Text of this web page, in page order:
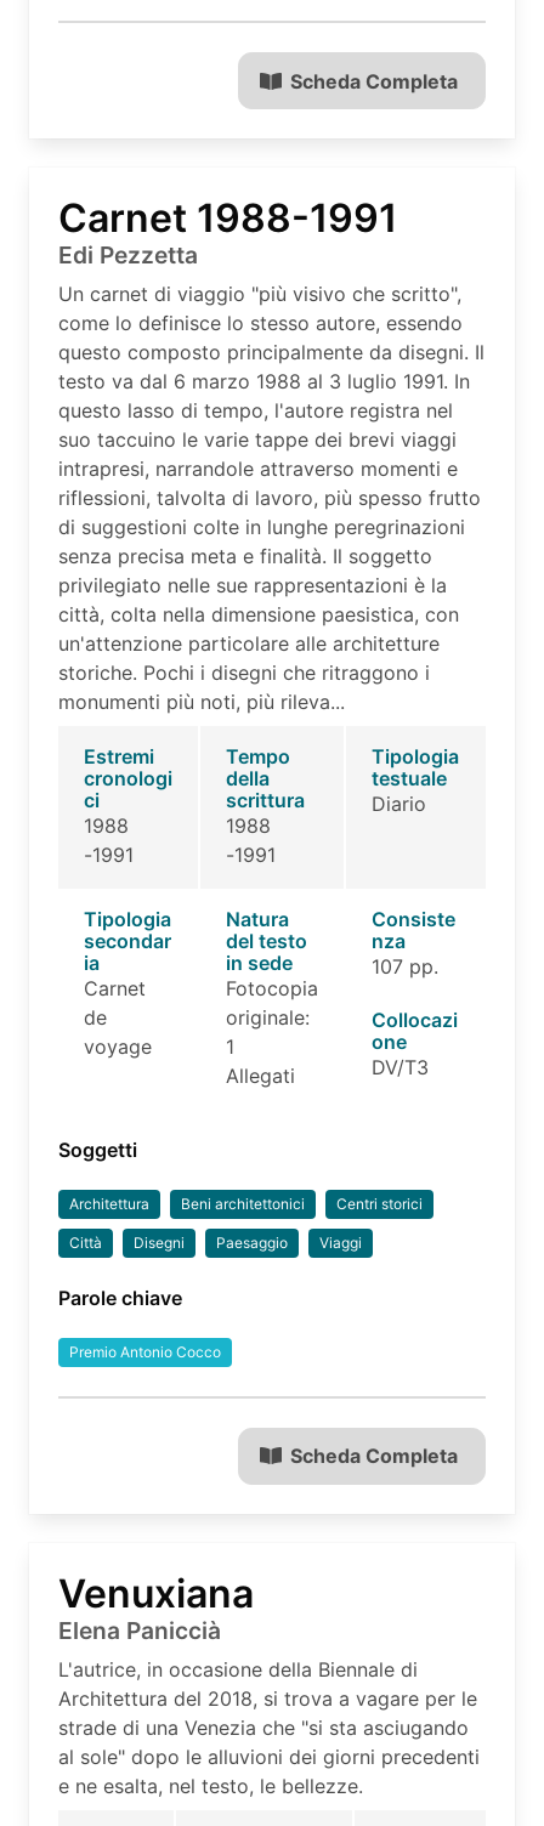
Scheda Completa
Carnet 1988-1991
Edi Pezzetta
Un carnet di viaggio "più visivo che scritto",
come lo definisce lo stesso autore, essendo
questo composto principalmente da disegni. Il
testo va dal 6 marzo 1988 al 3 luglio 1991. In
questo lasso di tempo, l'autore registra nel
suo taccuino le varie tappe dei brevi viaggi
intrapresi, narrandole attraverso momenti e
riflessioni, talvolta di lavoro, più spesso frutto
di suggestioni colte in lunghe peregrinazioni
senza precisa meta e finalità. Il soggetto
privilegiato nelle sue rappresentazioni è la
città, colta nella dimensione paesistica, con
un'attenzione particolare alle architetture
storiche. Pochi i disegni che ritraggono i
monumenti più noti, più rileva...
Estremi
cronologi
ci
1988
-1991
Tempo
della
scrittura
1988
-1991
Tipologia
testuale
Diario
Tipologia
secondar
ia
Carnet
de
voyage
Natura
del testo
in sede
Fotocopia
originale:
1
Allegati
Consiste
nza
107 pp.
Collocazi
one
DV/T3
Soggetti
Architettura Beni architettonici Centri storici
Città Disegni Paesaggio Viaggi
Parole chiave
Premio Antonio Cocco
Scheda Completa
Venuxiana
Elena Paniccià
L'autrice, in occasione della Biennale di
Architettura del 2018, si trova a vagare per le
strade di una Venezia che "si sta asciugando
al sole" dopo le alluvioni dei giorni precedenti
e ne esalta, nel testo, le bellezze.